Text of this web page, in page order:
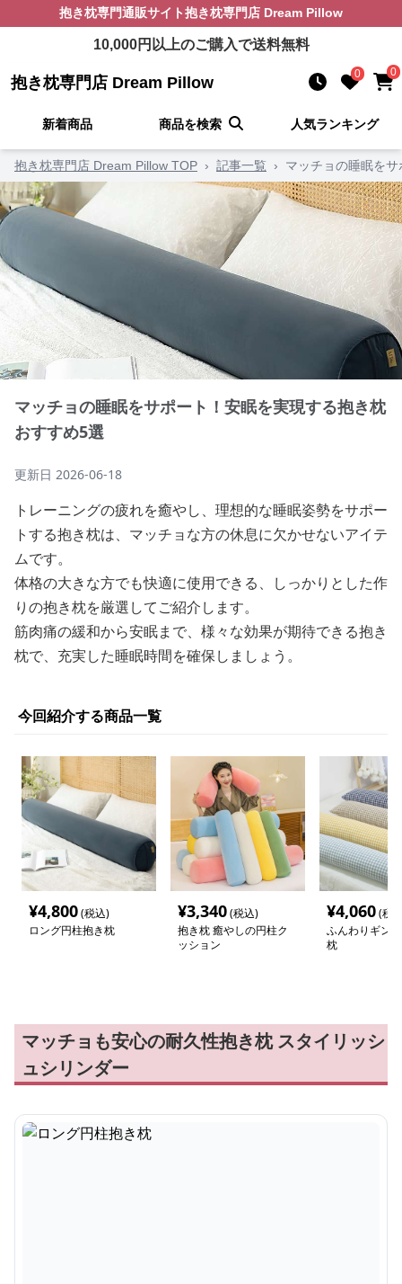
抱き枕専門通販サイト抱き枕専門店 Dream Pillow
10,000円以上のご購入で送料無料
抱き枕専門店 Dream Pillow 0 0
新着商品 商品を検索 人気ランキング
抱き枕専門店 Dream Pillow TOP › 記事一覧 › マッチョの睡眠を
マッチョの睡眠をサポート！安眠を実現する抱き枕
おすすめ5選
更新日 2026-06-18
トレーニングの疲れを癒やし、理想的な睡眠姿勢をサポー
トする抱き枕は、マッチョな方の休息に欠かせないアイテ
ムです。
体格の大きな方でも快適に使用できる、しっかりとした作
りの抱き枕を厳選してご紹介します。
筋肉痛の緩和から安眠まで、様々な効果が期待できる抱き
枕で、充実した睡眠時間を確保しましょう。
今回紹介する商品一覧
¥4,800(税込)
ロング円柱抱き枕
¥3,340(税込)
抱き枕 癒やしの円柱ク
ッション
¥4,060(税
ふんわりギン
枕
マッチョも安心の耐久性抱き枕 スタイリッシ
ュシリンダー